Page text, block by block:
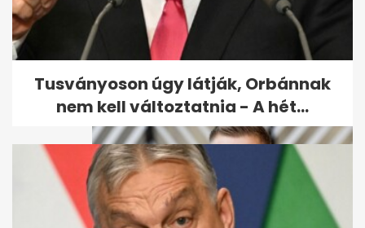
Magyar Pétert Varga Juditról,
a súlyáról és az alvásidejéről...
Tusványoson úgy látják, Orbánnak
nem kell változtatnia - A hét...